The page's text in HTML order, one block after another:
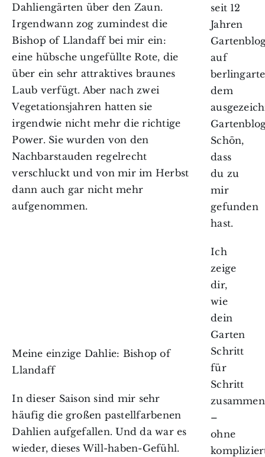
Dahliengärten über den Zaun.
Irgendwann zog zumindest die
Bishop of Llandaff bei mir ein:
eine hübsche ungefüllte Rote, die
über ein sehr attraktives braunes
Laub verfügt. Aber nach zwei
Vegetationsjahren hatten sie
irgendwie nicht mehr die richtige
Power. Sie wurden von den
Nachbarstauden regelrecht
verschluckt und von mir im Herbst
dann auch gar nicht mehr
aufgenommen.
Meine einzige Dahlie: Bishop of
Llandaff
In dieser Saison sind mir sehr
häufig die großen pastellfarbenen
Dahlien aufgefallen. Und da war es
wieder, dieses Will-haben-Gefühl.
seit 12
Jahren
auf
dem
Schön,
dass
du zu
mir
gefunden
hast.
Ich
zeige
dir,
wie
dein
Garten
Schritt
für
Schritt
–
ohne